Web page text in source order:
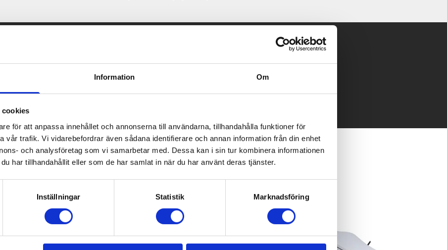
Information Om
cookies
för att anpassa innehållet och annonserna till användarna, tillhandahålla funktioner för
vår trafik. Vi vidarebefordrar även sådana identifierare och annan information från din enhet
och analysföretag som vi samarbetar med. Dessa kan i sin tur kombinera informationen
har tillhandahållit eller som de har samlat in när du har använt deras tjänster.
Inställningar Statistik Marknadsföring
oss här för att få förslag på produkt och pris över mailen.
Det går också utmärkt att bara ställa frågor!
Recommended